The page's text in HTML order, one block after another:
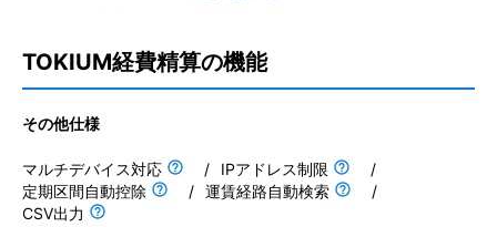
送金システム
クレジットカード連携
SSO認証/SAMLログイン
経理業務
TOKIUM経費精算の機能
その他仕様
マルチデバイス対応 / IPアドレス制限
/
定期区間自動控除
/ 運賃経路自動検索
/
CSV出力